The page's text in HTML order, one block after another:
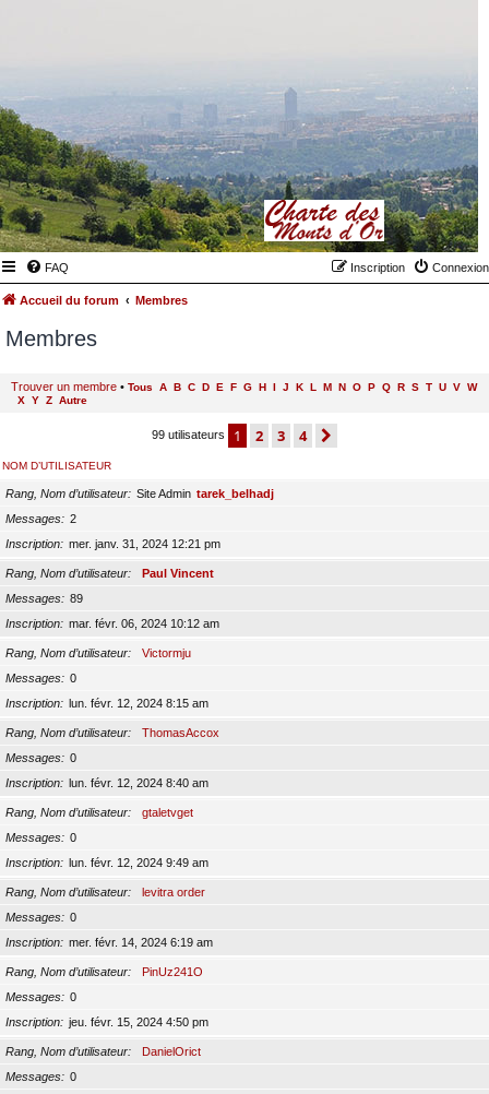
FAQ Connexion
Inscription
Accueil du forum Membres
Membres
Trouver un membre • Tous A B C D E F G H I J K L M N O P Q R S T U V W
X Y Z Autre
99 utilisateurs 1 2 3 4
NOM D’UTILISATEUR
Rang, Nom d’utilisateur Site Admin tarek_belhadj
Messages
2
Inscription
mer. janv. 31, 2024 12:21 pm
Rang, Nom d’utilisateur
Paul Vincent
Messages
89
Inscription
mar. févr. 06, 2024 10:12 am
Rang, Nom d’utilisateur
Victormju
Messages
0
Inscription
lun. févr. 12, 2024 8:15 am
Rang, Nom d’utilisateur
ThomasAccox
Messages
0
Inscription
lun. févr. 12, 2024 8:40 am
Rang, Nom d’utilisateur
gtaletvget
Messages
0
Inscription
lun. févr. 12, 2024 9:49 am
Rang, Nom d’utilisateur
levitra order
Messages
0
Inscription
mer. févr. 14, 2024 6:19 am
Rang, Nom d’utilisateur
PinUz241O
Messages
0
Inscription
jeu. févr. 15, 2024 4:50 pm
Rang, Nom d’utilisateur
DanielOrict
Messages
0